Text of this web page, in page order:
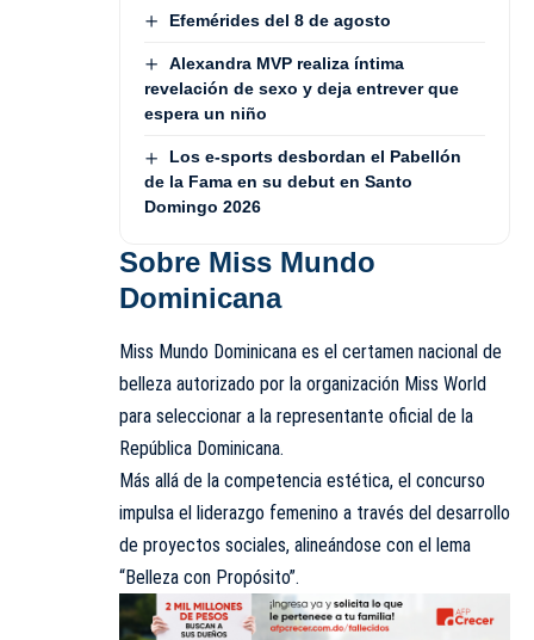
Efemérides del 8 de agosto
Alexandra MVP realiza íntima
revelación de sexo y deja entrever que
espera un niño
Los e-sports desbordan el Pabellón
de la Fama en su debut en Santo
Domingo 2026
Sobre Miss Mundo
Dominicana
Miss Mundo Dominicana es el certamen nacional de
belleza autorizado por la organización Miss World
para seleccionar a la representante oficial de la
República Dominicana.
Más allá de la competencia estética, el concurso
impulsa el liderazgo femenino a través del desarrollo
de proyectos sociales, alineándose con el lema
“Belleza con Propósito”.